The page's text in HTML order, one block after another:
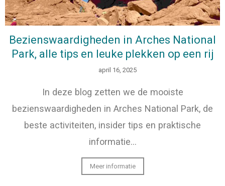
Bezienswaardigheden in Arches National
Park, alle tips en leuke plekken op een rij
april 16, 2025
In deze blog zetten we de mooiste
bezienswaardigheden in Arches National Park, de
beste activiteiten, insider tips en praktische
informatie…
Meer informatie